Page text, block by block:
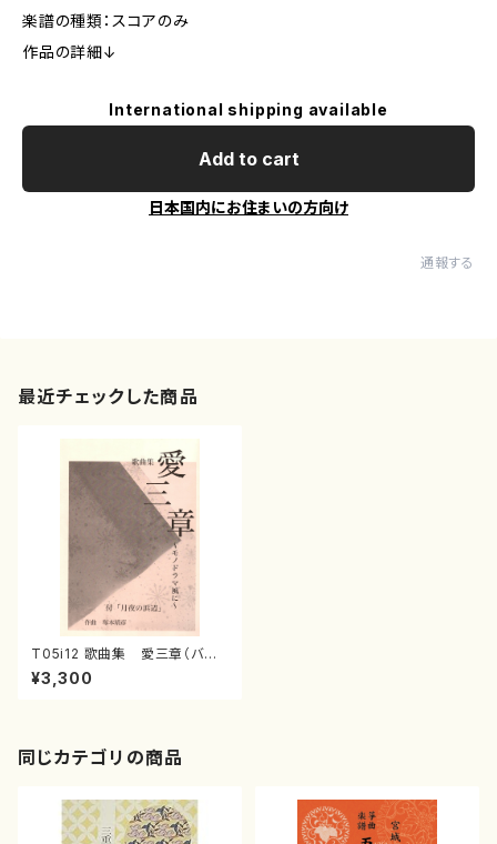
楽譜の種類：スコアのみ
作品の詳細↓
International shipping available
Add to cart
日本国内にお住まいの方向け
通報する
最近チェックした商品
T05i12 歌曲集 愛三章（バリト
ン/塚本靖彦/楽譜）
¥3,300
同じカテゴリの商品